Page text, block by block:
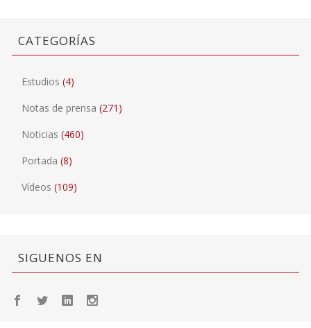
CATEGORÍAS
Estudios (4)
Notas de prensa (271)
Noticias (460)
Portada (8)
Vídeos (109)
SIGUENOS EN